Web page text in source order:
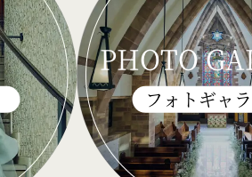
PHOTO
フォトギャ